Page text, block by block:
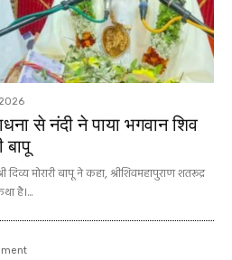
से नंदी ने पाया भगवान शिव
बापू
मोरारी बापू ने कहा, श्रीशिवमहापुराण शतरूद्र
है।...